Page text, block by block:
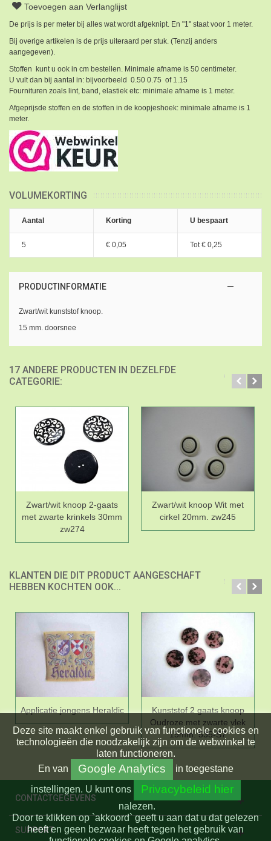
Toevoegen aan Verlanglijst
De prijs is per meter bij alles wat wordt afgeknipt. En "1" staat voor 1 meter.
Bij overige artikelen is de prijs uiteraard per stuk. (Tenzij anders
aangegeven).
Stoffen kunt u ook in cm bestellen. Minimale afname is 50 centimeter.
U vult dan bij aantal in: bijvoorbeeld 0.50 0.75 of 1.15
Fournituren zoals lint, band, elastiek etc: minimale afname is 1 meter.
Afgeprijsde stoffen en de stoffen in de koopjeshoek: minimale afname is 1
meter.
VOLUMEKORTING
Aantal Korting U bespaart
5 € 0,05 Tot € 0,25
PRODUCTINFORMATIE
Zwart/wit kunststof knoop.
15 mm. doorsnee
17 ANDERE PRODUCTEN IN DEZELFDE
CATEGORIE:
Zwart/wit knoop 2-gaats
met zwarte krinkels 30mm
zw274
Zwart/wit knoop Wit met
cirkel 20mm. zw245
KLANTEN DIE DIT PRODUCT AANGESCHAFT
HEBBEN KOCHTEN OOK...
Applicatie jongens Heraldic
Kunststof 2 gaats knoop
Oudroze met zwarte vlek
15mm. 535-S7
CONTACTGEGEVENS
SUPPORT
Deze site maakt enkel gebruik van functionele cookies en
technologieën die noodzakelijk zijn om de webwinkel te
laten functioneren.
En van Google Analytics
in toegestane
instellingen. U kunt ons Privacybeleid hier
nalezen.
Door te klikken op `akkoord` geeft u aan dat u dat gelezen
heeft en geen bezwaar heeft tegen het gebruik van